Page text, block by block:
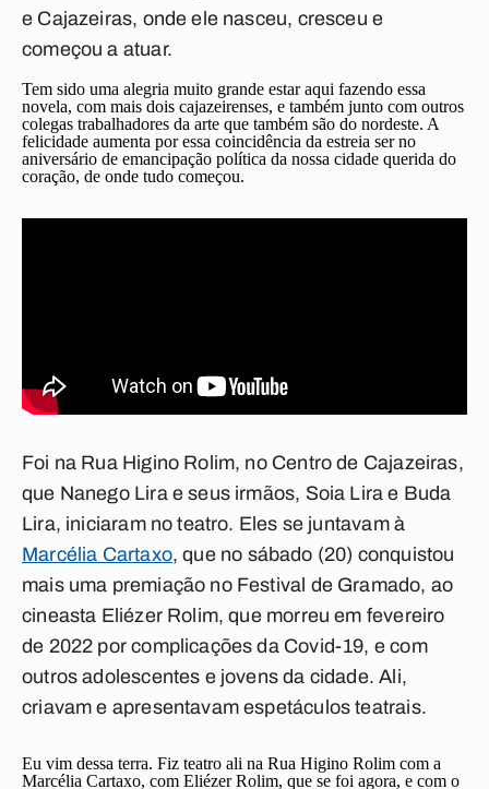
e Cajazeiras, onde ele nasceu, cresceu e
começou a atuar.
Tem sido uma alegria muito grande estar aqui fazendo essa
novela, com mais dois cajazeirenses, e também junto com outros
colegas trabalhadores da arte que também são do nordeste. A
felicidade aumenta por essa coincidência da estreia ser no
aniversário de emancipação política da nossa cidade querida do
coração, de onde tudo começou.
Foi na Rua Higino Rolim, no Centro de Cajazeiras,
que Nanego Lira e seus irmãos, Soia Lira e Buda
Lira, iniciaram no teatro. Eles se juntavam à
Marcélia Cartaxo, que no sábado (20) conquistou
mais uma premiação no Festival de Gramado, ao
cineasta Eliézer Rolim, que morreu em fevereiro
de 2022 por complicações da Covid-19, e com
outros adolescentes e jovens da cidade. Ali,
criavam e apresentavam espetáculos teatrais.
Eu vim dessa terra. Fiz teatro ali na Rua Higino Rolim com a
Marcélia Cartaxo, com Eliézer Rolim, que se foi agora, e com o